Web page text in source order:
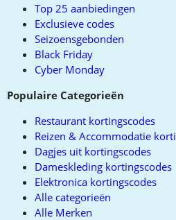
Top 25 aanbiedingen
Exclusieve codes
Seizoensgebonden
Black Friday
Cyber Monday
Populaire Categorieën
Restaurant kortingscodes
Reizen & Accommodatie
Dagjes uit kortingscodes
Dameskleding kortingscodes
Elektronica kortingscodes
Alle categorieën
Alle Merken